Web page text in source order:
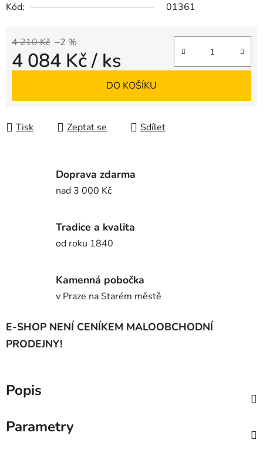
Kód:
01361
4 210 Kč –2 %
4 084 Kč/ ks
DO KOŠÍKU
Tisk Zeptat se Sdílet
Doprava zdarma
nad 3 000 Kč
Tradice a kvalita
od roku 1840
Kamenná pobočka
v Praze na Starém městě
E-SHOP NENÍ CENÍKEM MALOOBCHODNÍ
PRODEJNY!
Popis
Parametry